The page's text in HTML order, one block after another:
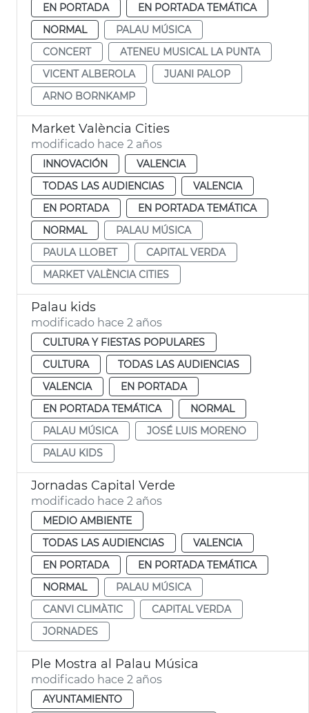
EN PORTADA
EN PORTADA TEMÁTICA
NORMAL
PALAU MÚSICA
CONCERT
ATENEU MUSICAL LA PUNTA
VICENT ALBEROLA
JUANI PALOP
ARNO BORNKAMP
Market València Cities
modificado hace 2 años
INNOVACIÓN
VALENCIA
TODAS LAS AUDIENCIAS
VALENCIA
EN PORTADA
EN PORTADA TEMÁTICA
NORMAL
PALAU MÚSICA
PAULA LLOBET
CAPITAL VERDA
MARKET VALÈNCIA CITIES
Palau kids
modificado hace 2 años
CULTURA Y FIESTAS POPULARES
CULTURA
TODAS LAS AUDIENCIAS
VALENCIA
EN PORTADA
EN PORTADA TEMÁTICA
NORMAL
PALAU MÚSICA
JOSÉ LUIS MORENO
PALAU KIDS
Jornadas Capital Verde
modificado hace 2 años
MEDIO AMBIENTE
TODAS LAS AUDIENCIAS
VALENCIA
EN PORTADA
EN PORTADA TEMÁTICA
NORMAL
PALAU MÚSICA
CANVI CLIMÀTIC
CAPITAL VERDA
JORNADES
Ple Mostra al Palau Música
modificado hace 2 años
AYUNTAMIENTO